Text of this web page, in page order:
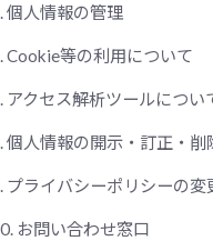
個人情報の管理
Cookie等の利用について
アクセス解析ツールについ
個人情報の開示・訂正・削
プライバシーポリシーの変
お問い合わせ窓口